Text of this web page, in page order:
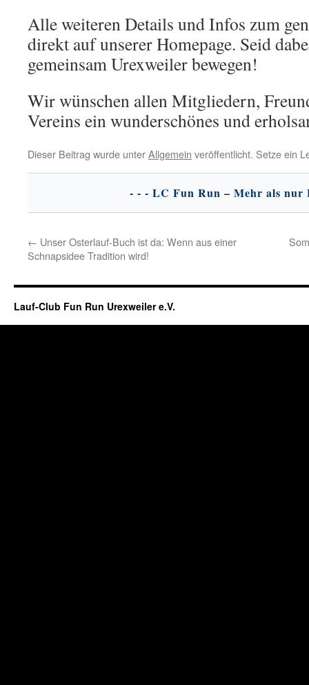
Alle weiteren Details und Infos zum
direkt auf unserer Homepage. Seid
gemeinsam Urexweiler bewegen!
Wir wünschen allen Mitgliedern,
Vereins ein wunderschönes und
Dieser Beitrag wurde unterAllgemein veröffentlicht. Setze ein
← Unser Osterlauf-Buch ist da: Wenn aus einer
Schnapsidee Tradition wird!
Lauf-Club Fun Run Urexweiler e.V.